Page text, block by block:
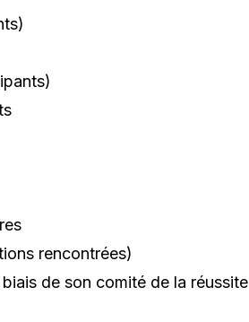
rencontrées)
de son comité de la réussite